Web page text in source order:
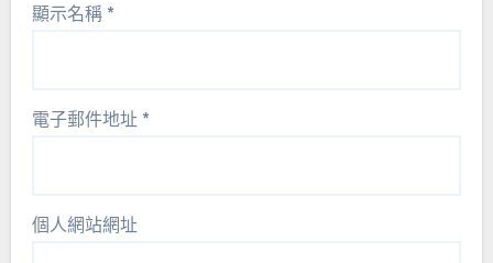
顯示名稱 *
電子郵件地址 *
個人網站網址